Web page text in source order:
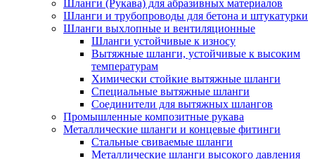
Шланги (Рукава) для абразивных материалов
Шланги и трубопроводы для бетона и штукатурки
Шланги выхлопные и вентиляционные
Шланги устойчивые к износу
Вытяжные шланги, устойчивые к высоким
температурам
Химически стойкие вытяжные шланги
Специальные вытяжные шланги
Соединители для вытяжных шлангов
Промышленные композитные рукава
Металлические шланги и концевые фитинги
Стальные свиваемые шланги
Металлические шланги высокого давления